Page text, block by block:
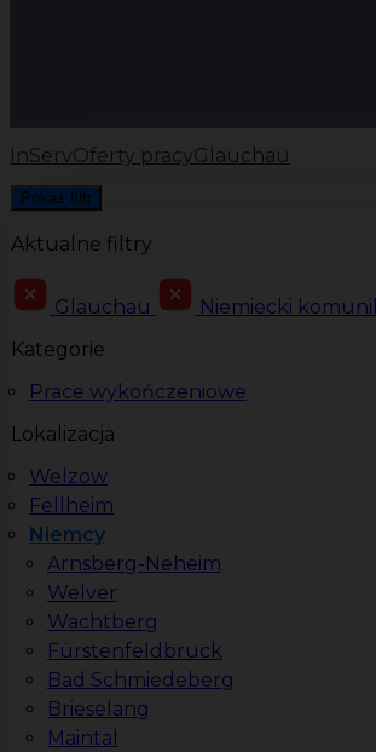
InServOferty pracyGlauchau
Pokaż filtr
Aktualne filtry
Glauchau
Niemiecki
Kategorie
Prace wykończeniowe
Lokalizacja
Welzow
Fellheim
Niemcy
Arnsberg-Neheim
Welver
Wachtberg
Fürstenfeldbruck
Bad Schmiedeberg
Brieselang
Maintal